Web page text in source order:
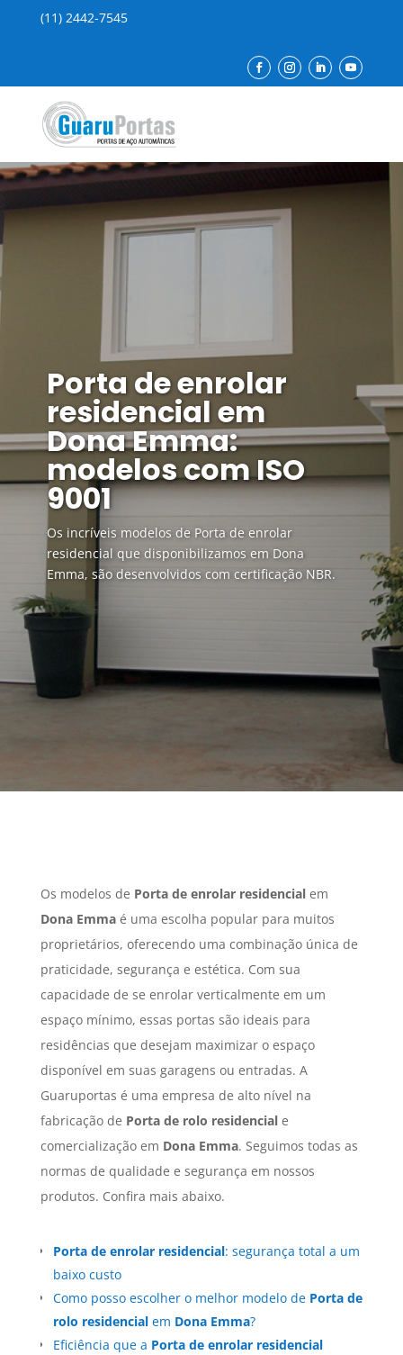
(11) 2442-7545
Porta de enrolar
residencial em
Dona Emma:
modelos com ISO
9001
Os incríveis modelos de Porta de enrolar
residencial que disponibilizamos em Dona
Emma, são desenvolvidos com certificação NBR.
Os modelos de Porta de enrolar residencialem
Dona Emmaé uma escolha popular para muitos
proprietários, oferecendo uma combinação única de
praticidade, segurança e estética. Com sua
capacidade de se enrolar verticalmente em um
espaço mínimo, essas portas são ideais para
residências que desejam maximizar o espaço
disponível em suas garagens ou entradas. A
Guaruportas é uma empresa de alto nível na
fabricação de Porta de rolo residenciale
comercialização em Dona Emma. Seguimos todas as
normas de qualidade e segurança em nossos
produtos. Confira mais abaixo.
Porta de enrolar residencial: segurança total a um
baixo custo
Como posso escolher o melhor modelo de Porta de
rolo residencialem Dona Emma?
Eficiência que a Porta de enrolar residencial